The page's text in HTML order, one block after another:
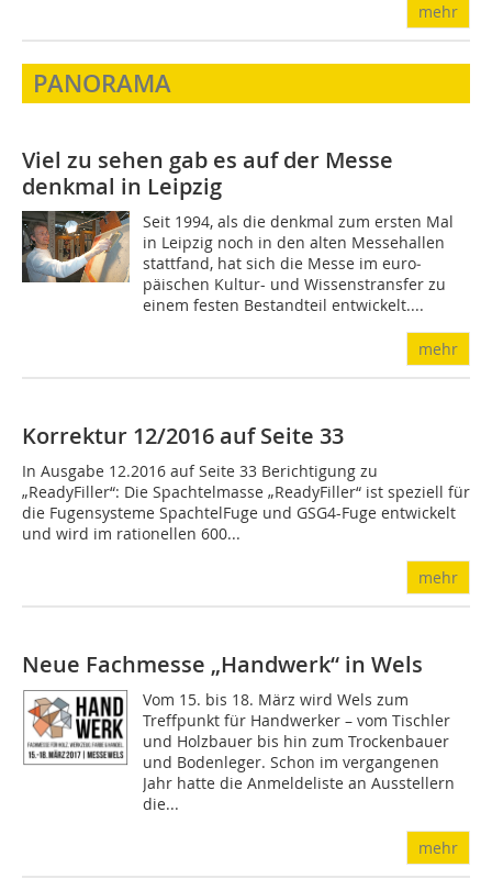
mehr
PANORAMA
Viel zu sehen gab es auf der Messe
denkmal in Leipzig
Seit 1994, als die denkmal zum ersten Mal
in Leipzig noch in den alten Messehallen
stattfand, hat sich die Messe im euro­
päischen Kultur- und Wissenstransfer zu
einem festen Bestandteil entwickelt....
mehr
Korrektur 12/2016 auf Seite 33
In Ausgabe 12.2016 auf Seite 33 Berichtigung zu
„ReadyFiller“: Die Spachtelmasse „ReadyFiller“ ist speziell für
die Fugensysteme Spach­telFuge und GSG4-Fu­ge entwickelt
und wird im rationellen 600...
mehr
Neue Fachmesse „Handwerk“ in Wels
Vom 15. bis 18. März wird Wels zum
Treffpunkt für Handwerker – vom Tischler
und Holzbauer bis hin zum Trockenbauer
und Bodenleger. Schon im vergangenen
Jahr hatte die Anmeldeliste an Ausstellern
die...
mehr